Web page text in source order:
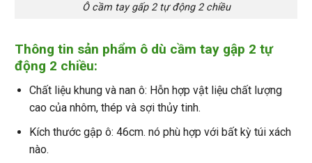
Ô cầm tay gấp 2 tự động 2 chiều
Thông tin sản phẩm ô dù cầm tay gập 2 tự
động 2 chiều:
Chất liệu khung và nan ô: Hỗn hợp vật liệu chất lượng
cao của nhôm, thép và sợi thủy tinh.
Kích thước gập ô: 46cm. nó phù hợp với bất kỳ túi xách
nào.